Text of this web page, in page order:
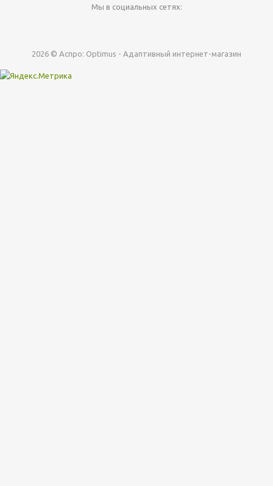
Мы в социальных сетях:
2026 © Аспро: Optimus - Адаптивный интернет-магазин